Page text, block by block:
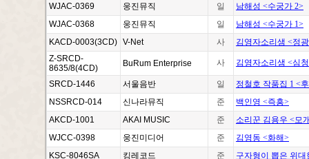
WJAC-0369
웅진뮤직 일
남해성 <수궁가 2>
WJAC-0368
웅진뮤직 일
남해성 <수궁가 1>
KACD-0003(3CD) V-Net 사
김영자소리샘 <정
Z-SRCD-
8635/8(4CD)
BuRum Enterprise 사 김영자소리샘 <심
SRCD-1446 서울음반 일
정철호 작품집 1 <
NSSRCD-014
신나라뮤직 준
백인영 <즉흥>
AKCD-1001
AKAI MUSIC 준
소리꾼 김용우 <모
WJCC-0398
웅진미디어 준
김영동 <화해>
KSC-8046SA
킹레코드 준
구자형이 뽑은 위